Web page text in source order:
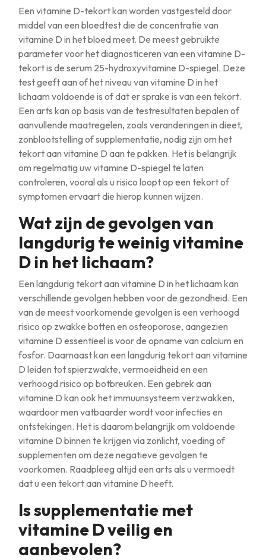
Een vitamine D-tekort kan worden vastgesteld door
middel van een bloedtest die de concentratie van
vitamine D in het bloed meet. De meest gebruikte
parameter voor het diagnosticeren van een vitamine D-
tekort is de serum 25-hydroxyvitamine D-spiegel. Deze
test geeft aan of het niveau van vitamine D in het
lichaam voldoende is of dat er sprake is van een tekort.
Een arts kan op basis van de testresultaten bepalen of
aanvullende maatregelen, zoals veranderingen in dieet,
zonblootstelling of supplementatie, nodig zijn om het
tekort aan vitamine D aan te pakken. Het is belangrijk
om regelmatig uw vitamine D-spiegel te laten
controleren, vooral als u risico loopt op een tekort of
symptomen ervaart die hierop kunnen wijzen.
Wat zijn de gevolgen van
langdurig te weinig vitamine
D in het lichaam?
Een langdurig tekort aan vitamine D in het lichaam kan
verschillende gevolgen hebben voor de gezondheid. Een
van de meest voorkomende gevolgen is een verhoogd
risico op zwakke botten en osteoporose, aangezien
vitamine D essentieel is voor de opname van calcium en
fosfor. Daarnaast kan een langdurig tekort aan vitamine
D leiden tot spierzwakte, vermoeidheid en een
verhoogd risico op botbreuken. Een gebrek aan
vitamine D kan ook het immuunsysteem verzwakken,
waardoor men vatbaarder wordt voor infecties en
ontstekingen. Het is daarom belangrijk om voldoende
vitamine D binnen te krijgen via zonlicht, voeding of
supplementen om deze negatieve gevolgen te
voorkomen. Raadpleeg altijd een arts als u vermoedt
dat u een tekort aan vitamine D heeft.
Is supplementatie met
vitamine D veilig en
aanbevolen?